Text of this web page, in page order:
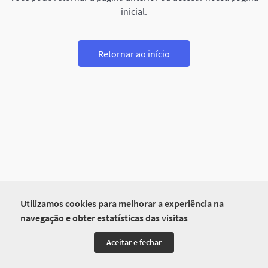
Utilizamos cookies para melhorar a experiência na
navegação e obter estatísticas das visitas
Aceitar e fechar
inicial.
Retornar ao início